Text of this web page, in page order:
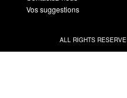
Vos suggestions
ALL RIGHTS